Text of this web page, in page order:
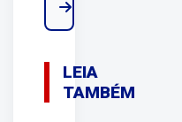
LEIA
TAMBÉM